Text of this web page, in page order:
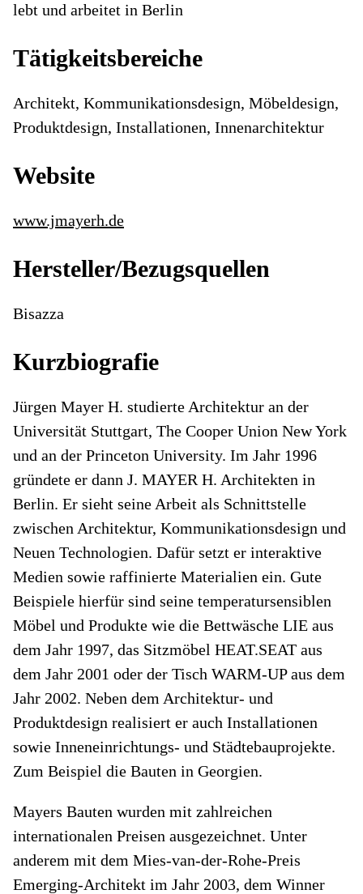
lebt und arbeitet in Berlin
Tätigkeitsbereiche
Architekt, Kommunikationsdesign, Möbeldesign,
Produktdesign, Installationen, Innenarchitektur
Website
www.jmayerh.de
Hersteller/Bezugsquellen
Bisazza
Kurzbiografie
Jürgen Mayer H. studierte Architektur an der
Universität Stuttgart, The Cooper Union New York
und an der Princeton University. Im Jahr 1996
gründete er dann J. MAYER H. Architekten in
Berlin. Er sieht seine Arbeit als Schnittstelle
zwischen Architektur, Kommunikationsdesign und
Neuen Technologien. Dafür setzt er interaktive
Medien sowie raffinierte Materialien ein. Gute
Beispiele hierfür sind seine temperatursensiblen
Möbel und Produkte wie die Bettwäsche LIE aus
dem Jahr 1997, das Sitzmöbel HEAT.SEAT aus
dem Jahr 2001 oder der Tisch WARM-UP aus dem
Jahr 2002. Neben dem Architektur- und
Produktdesign realisiert er auch Installationen
sowie Inneneinrichtungs- und Städtebauprojekte.
Zum Beispiel die Bauten in Georgien.
Mayers Bauten wurden mit zahlreichen
internationalen Preisen ausgezeichnet. Unter
anderem mit dem Mies-van-der-Rohe-Preis
Emerging-Architekt im Jahr 2003, dem Winner